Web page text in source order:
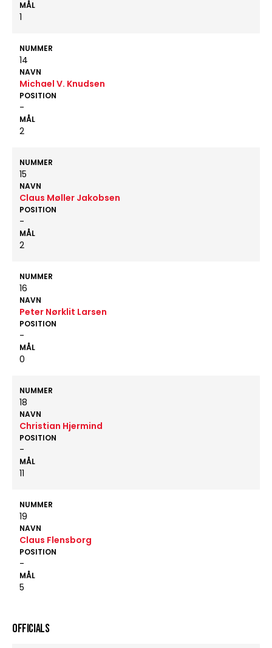
MÅL
1
NUMMER
14
NAVN
Michael V. Knudsen
POSITION
-
MÅL
2
NUMMER
15
NAVN
Claus Møller Jakobsen
POSITION
-
MÅL
2
NUMMER
16
NAVN
Peter Nørklit Larsen
POSITION
-
MÅL
0
NUMMER
18
NAVN
Christian Hjermind
POSITION
-
MÅL
11
NUMMER
19
NAVN
Claus Flensborg
POSITION
-
MÅL
5
OFFICIALS